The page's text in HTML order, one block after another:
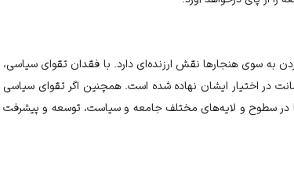
به سوی هنجارهانقش ارزنده‌ای دارد. با فقدان تقوای سیاسی،
در اختیار ایشان نهاده شده است. همچنین اگر تقوای سیاسی
در سطوح و لایه‌های مختلف جامعه و سیاست، توسعه و پیشرفت